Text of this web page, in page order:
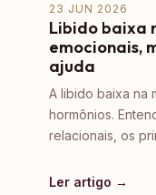
23 JUN 2026
Libido baixa
emocionais,
ajuda
A libido baixa na
hormônios.
relacionais, os
Ler artigo →